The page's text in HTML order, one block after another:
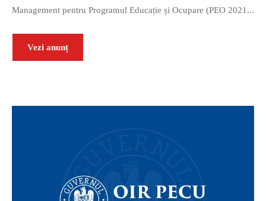
Management pentru Programul Educație și Ocupare (PEO 2021...
Vezi anunț